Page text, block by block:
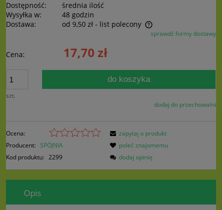
Dostępność:
średnia ilość
Wysyłka w:
48 godzin
Dostawa:
od 9,50 zł - list polecony
Cena nie zawiera ewentualnych kosztów płatnościsprawdź formy dostawy
Cena: 17,70 zł
szt.
do koszyka
dodaj do przechowalni
Ocena:
Producent: SPÓJNIA
Kod produktu: 2299
zapytaj o produkt
poleć znajomemu
dodaj opinię
Opis